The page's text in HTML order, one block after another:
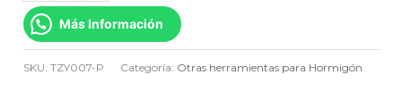
Más Información
SKU:TZY007-P Categoría: Otras herramientas para Hormigón